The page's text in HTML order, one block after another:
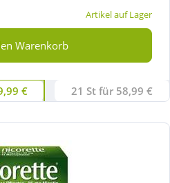
Artikel auf Lager
Warenkorb
€ 21 St für 58,99 €